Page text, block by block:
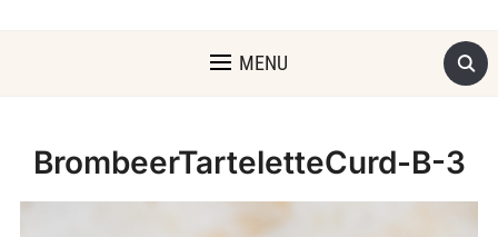
MENU
BrombeerTarteletteCurd-B-3